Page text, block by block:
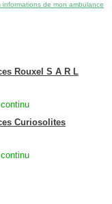
informations de mon ambulance
Rouxel S A R L
Curiosolites